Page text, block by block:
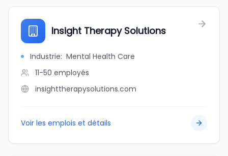
Insight Therapy Solutions
Industrie: Mental Health Care
11-50 employés
insighttherapysolutions.com
Voir les emplois et détails